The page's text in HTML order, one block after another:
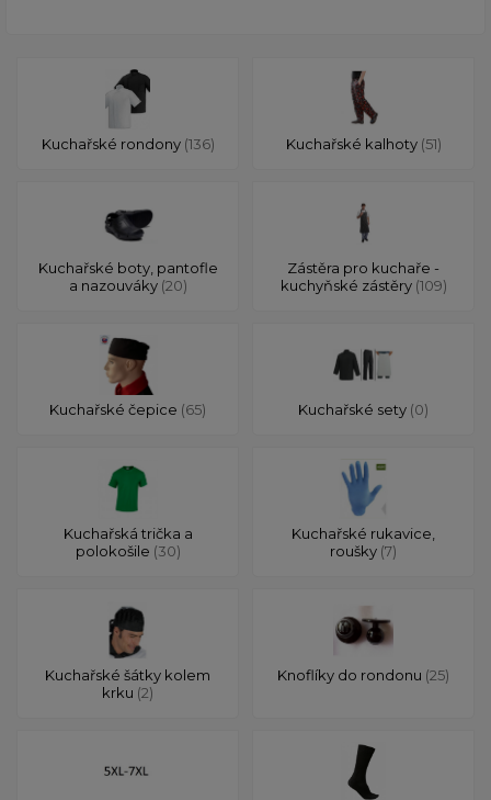
Kuchařské rondony (136) Kuchařské kalhoty (51)
Kuchařské boty, pantofle
a nazouváky (20)
Zástěra pro kuchaře -
kuchyňské zástěry (109)
Kuchařské čepice (65) Kuchařské sety (0)
Kuchařská trička a
polokošile (30)
Kuchařské rukavice,
roušky (7)
Kuchařské šátky kolem
krku (2)
Knoflíky do rondonu (25)